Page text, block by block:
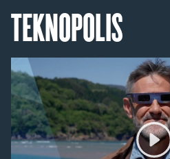
TEKNOPOLIS